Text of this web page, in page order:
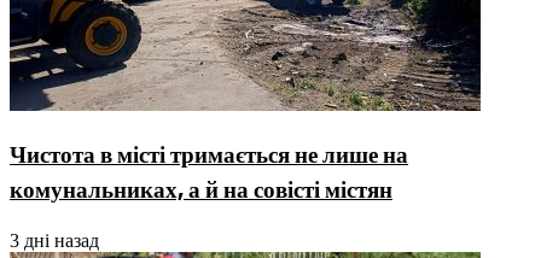
Чистота в місті тримається не лише на
комунальниках, а й на совісті містян
3 дні назад